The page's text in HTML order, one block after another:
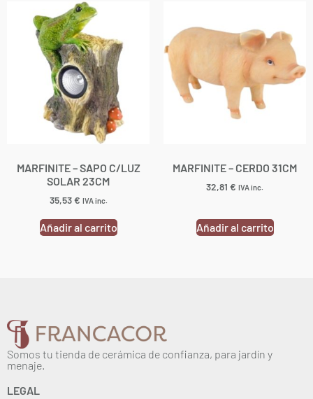
MARFINITE – SAPO C/LUZ
SOLAR 23CM
35,53€ IVA inc.
Añadir al carrito
MARFINITE – CERDO 31CM
32,81 € IVA inc.
Añadir al carrito
Somos tu tienda de cerámica de confianza, para jardín y
menaje.
LEGAL